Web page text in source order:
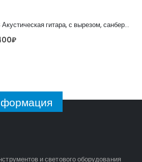
C901T-BS Акустическая гитара, с вырезом, санберст, Caraya
₽
и светового оборудования